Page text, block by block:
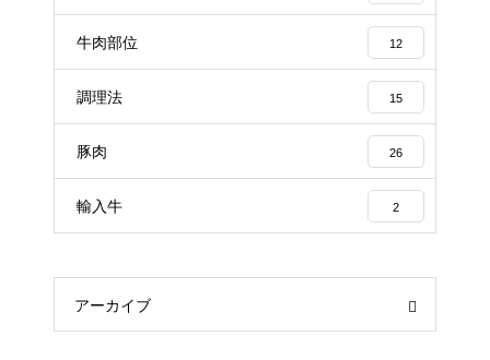
牛肉部位 12
調理法 15
豚肉 26
輸入牛 2
アーカイブ